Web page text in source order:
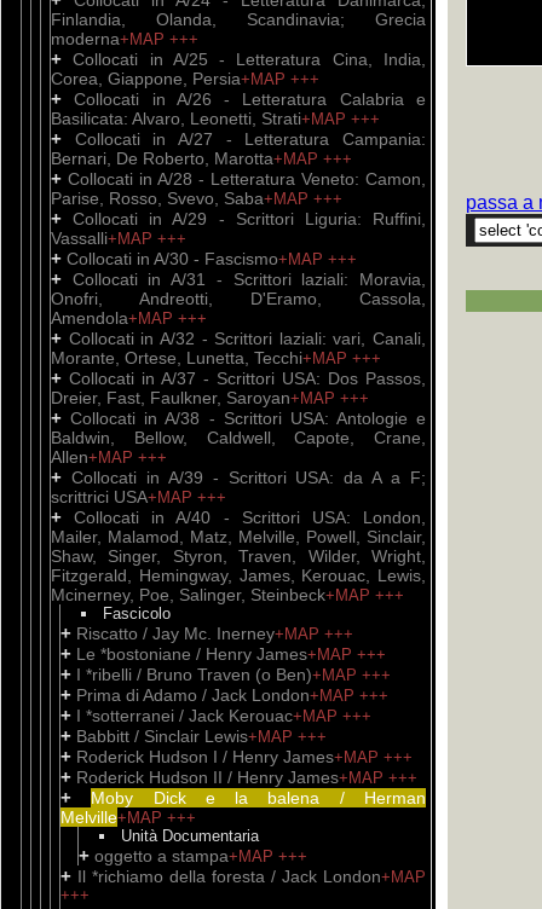
Finlandia, Olanda, Scandinavia; Grecia
moderna+MAP +++
+Collocati in A/25 - Letteratura Cina, India,
Corea, Giappone, Persia+MAP +++
+Collocati in A/26 - Letteratura Calabria e
Basilicata: Alvaro, Leonetti, Strati+MAP +++
+ Collocati in A/27 - Letteratura Campania:
Bernari, De Roberto, Marotta+MAP +++
+ Collocati in A/28 - Letteratura Veneto: Camon,
Parise, Rosso, Svevo, Saba+MAP +++
+Collocati in A/29 - Scrittori Liguria: Ruffini,
Vassalli+MAP +++
+ Collocati in A/30 - Fascismo+MAP +++
+ Collocati in A/31 - Scrittori laziali: Moravia,
Onofri, Andreotti, D'Eramo, Cassola,
Amendola+MAP +++
+ Collocati in A/32 - Scrittori laziali: vari, Canali,
Morante, Ortese, Lunetta, Tecchi+MAP +++
+ Collocati in A/37 - Scrittori USA: Dos Passos,
Dreier, Fast, Faulkner, Saroyan+MAP +++
+Collocati in A/38 - Scrittori USA: Antologie e
Baldwin, Bellow, Caldwell, Capote, Crane,
Allen+MAP +++
+ Collocati in A/39 - Scrittori USA: da A a F;
scrittrici USA+MAP +++
+Collocati in A/40 - Scrittori USA: London,
Mailer, Malamod, Matz, Melville, Powell, Sinclair,
Shaw, Singer, Styron, Traven, Wilder, Wright,
Fitzgerald, Hemingway, James, Kerouac, Lewis,
Mcinerney, Poe, Salinger, Steinbeck+MAP +++
Fascicolo
+ Riscatto / Jay Mc. Inerney+MAP +++
+ Le *bostoniane / Henry James+MAP +++
+ I *ribelli / Bruno Traven (o Ben)+MAP +++
+ Prima di Adamo / Jack London+MAP +++
+ I *sotterranei / Jack Kerouac+MAP +++
+ Babbitt / Sinclair Lewis+MAP +++
+ Roderick Hudson I / Henry James+MAP +++
+ Roderick Hudson II / Henry James+MAP +++
+ Moby Dick e la balena / Herman
Melville+MAP +++
Unità Documentaria
+ oggetto a stampa+MAP +++
+ Il *richiamo della foresta / Jack London+MAP
+++
passa a